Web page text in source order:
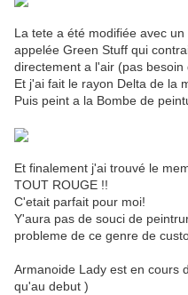
La tete a été modifiée avec
appelée Green Stuff qui
directement a l'air (pas
Et j'ai fait le rayon Delta de la
Puis peint a la Bombe de
Et finalement j'ai trouvé le
TOUT ROUGE !!
C'etait parfait pour moi!
Y'aura pas de souci de
probleme de ce genre de
Armanoide Lady est en cours
qu'au debut )